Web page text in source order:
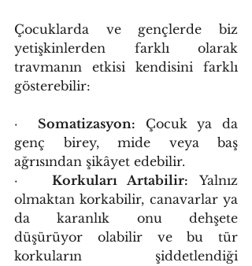
Çocuklarda ve gençlerde biz
yetişkinlerden farklı olarak
travmanın etkisi kendisini farklı
gösterebilir:
· Somatizasyon: Çocuk ya da
genç birey, mide veya baş
ağrısından şikâyet edebilir.
· Korkuları Artabilir: Yalnız
olmaktan korkabilir, canavarlar ya
da karanlık onu dehşete
düşürüyor olabilir ve bu tür
korkuların şiddetlendiği